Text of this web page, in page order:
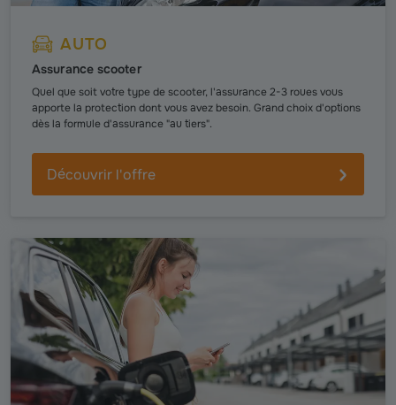
AUTO
Assurance scooter
Quel que soit votre type de scooter, l'assurance 2-3 roues vous
apporte la protection dont vous avez besoin. Grand choix d'options
dès la formule d'assurance "au tiers".
Découvrir l'offre